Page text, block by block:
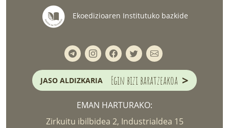
Ekoedizioaren Institutuko bazkide
JASO ALDIZKARIA Egin bizi baratzeakoa >
EMAN HARTURAKO:
Zirkuitu ibilbidea 2, Industrialdea 15